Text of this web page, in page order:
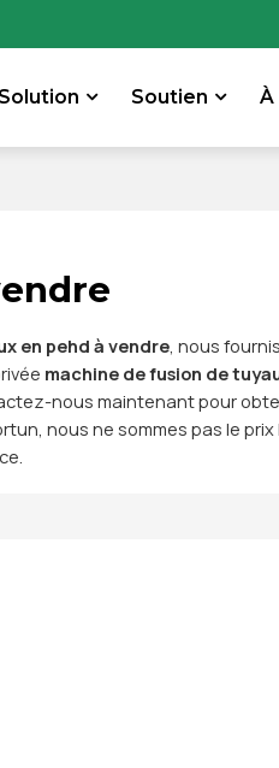
Solution Soutien À
en pehd à vendre, nous
machine de fusion de
nous maintenant pour
nous ne sommes pas le prix